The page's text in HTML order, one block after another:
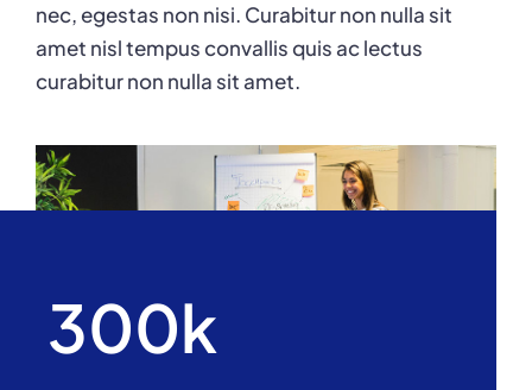
nec, egestas non nisi. Curabitur non nulla sit
amet nisl tempus convallis quis ac lectus
curabitur non nulla sit amet.
300k